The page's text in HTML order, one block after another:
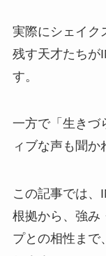
実際にシェイク
残す天才たちが
す。
一方で「生きづ
ィブな声も聞か
この記事では、
根拠から、強み
プとの相性まで